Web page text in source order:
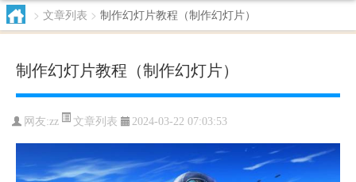
> 文章列表 > 制作幻灯片教程（制作幻灯片）
制作幻灯片教程（制作幻灯片）
网友:zz 文章列表 2024-03-22 07:03:53